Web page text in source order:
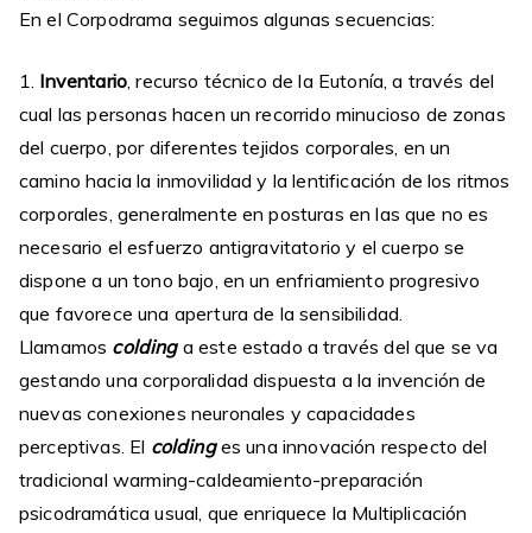
En el Corpodrama seguimos algunas secuencias:
1. Inventario, recurso técnico de la Eutonía, a través del
cual las personas hacen un recorrido minucioso de zonas
del cuerpo, por diferentes tejidos corporales, en un
camino hacia la inmovilidad y la lentificación de los ritmos
corporales, generalmente en posturas en las que no es
necesario el esfuerzo antigravitatorio y el cuerpo se
dispone a un tono bajo, en un enfriamiento progresivo
que favorece una apertura de la sensibilidad.
Llamamos coldinga este estado a través del que se va
gestando una corporalidad dispuesta a la invención de
nuevas conexiones neuronales y capacidades
perceptivas. El coldinges una innovación respecto del
tradicional warming-caldeamiento-preparación
psicodramática usual, que enriquece la Multiplicación